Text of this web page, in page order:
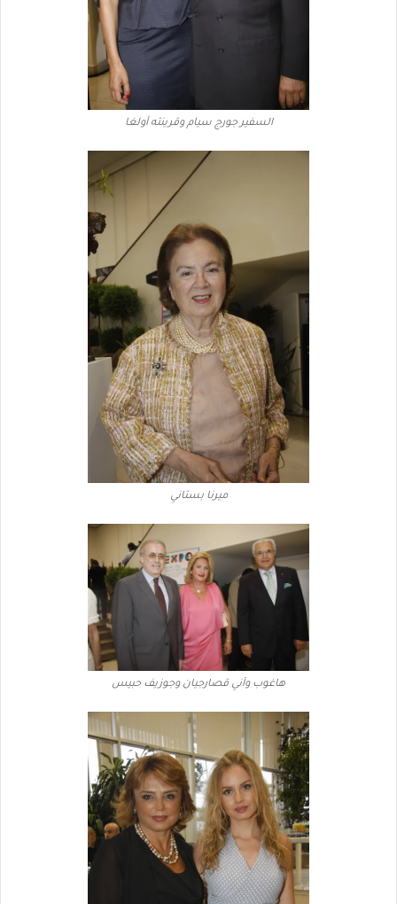
السفير جورج سيام وقرينته أولغا
ميرنا بستاني
هاغوب وآني قصارجيان وجوزيف حبيس